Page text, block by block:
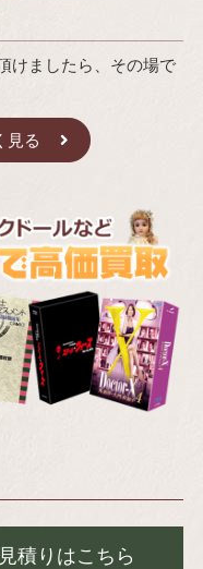
けましたら、その場で
見る
積りはこちら